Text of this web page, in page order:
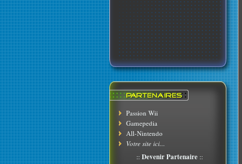
Passion Wii
Gamepedia
All-Nintendo
Votre site ici...
:: Devenir Partenaire ::